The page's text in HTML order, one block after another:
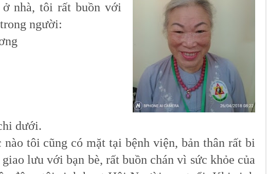
tôi rất buồn với
người:
dưới.
tôi cũng có mặt tại bệnh viện, bản thân rất bi
lưu với bạn bè, rất buồn chán vì sức khỏe của